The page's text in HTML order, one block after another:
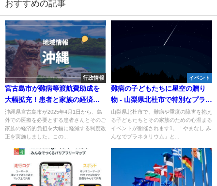
おすすめの記事
行政情報
宮古島市が難病等渡航費助成を
大幅拡充！患者と家族の経済負
担を軽減へ
沖縄県宮古島市が2025年4月1日から、島
外での医療を必要とする患者さんとそのご
家族の経済的負担を大幅に軽減する制度改
正を実施しました。この...
イベント
難病の子どもたちに星空の贈り
物 - 山梨県北杜市で特別なプラネ
タリウムイベント開催
山梨県北杜市で、難病や重度の障害を抱え
る子どもたちとその家族のための心温まる
イベントが開催されます1。「やまなし み
んなでプラネタリウム」と...